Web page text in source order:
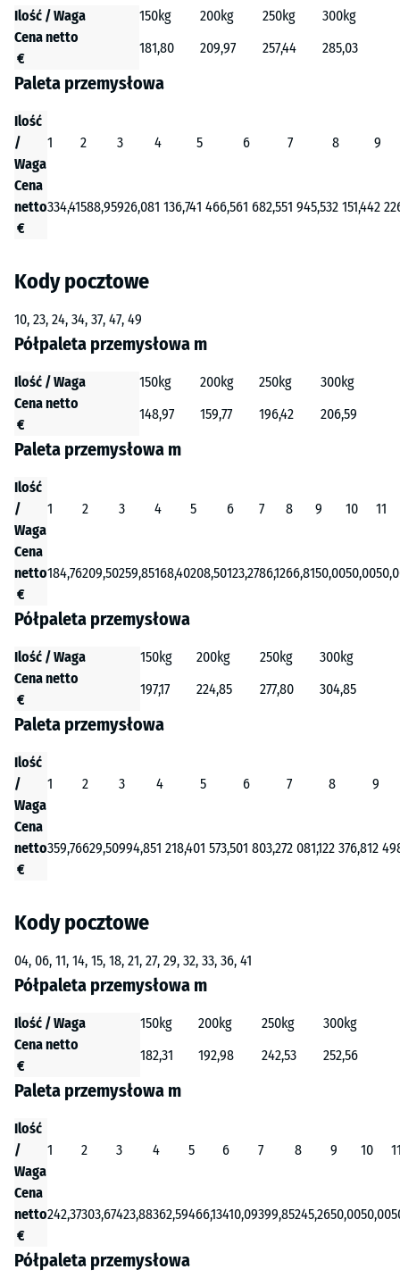
Ilość / Waga 150kg 200kg 250kg
300kg
Cena netto
€
181,80 209,97 257,44 285,03
Paleta przemysłowa
Ilość
/
Waga
1 2 3 4 5 6 7 8 9
Cena
netto
€
334,41588,95926,081 136,741 466,561 682,551 945,532 151,442
Kody pocztowe
10, 23, 24, 34, 37, 47, 49
Półpaleta przemysłowa m
Ilość / Waga 150kg 200kg 250kg
300kg
Cena netto
€
148,97 159,77 196,42 206,59
Paleta przemysłowa m
Ilość
/
Waga
1 2 3 4 5 6 7 8 9 10 11
Cena
netto
€
184,76209,50259,85168,40208,50123,2786,1266,8150,0050,00
Półpaleta przemysłowa
Ilość / Waga 150kg 200kg 250kg
300kg
Cena netto
€
197,17 224,85 277,80 304,85
Paleta przemysłowa
Ilość
/
Waga
1 2 3 4 5 6 7 8 9
Cena
netto
€
359,76629,50994,851 218,401 573,501 803,272 081,122 376,812
Kody pocztowe
04, 06, 11, 14, 15, 18, 21, 27, 29, 32, 33, 36, 41
Półpaleta przemysłowa m
Ilość / Waga 150kg 200kg 250kg
300kg
Cena netto
€
182,31 192,98 242,53 252,56
Paleta przemysłowa m
Ilość
/
Waga
1 2 3 4 5 6 7 8 9 10
Cena
netto
€
242,37303,67423,88362,59466,13410,09399,85245,2650,0050,00
Półpaleta przemysłowa